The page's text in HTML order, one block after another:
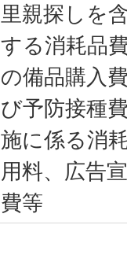
里親探しを
する消耗品
の備品購入
び予防接種
施に係る消
用料、広告
費等